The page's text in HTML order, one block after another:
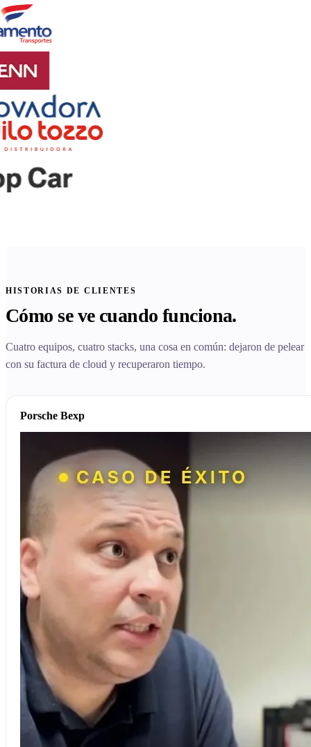
HISTORIAS DE CLIENTES
Cómo se ve cuando funciona.
Cuatro equipos, cuatro stacks, una cosa en común: dejaron de pelear
con su factura de cloud y recuperaron tiempo.
Porsche Bexp